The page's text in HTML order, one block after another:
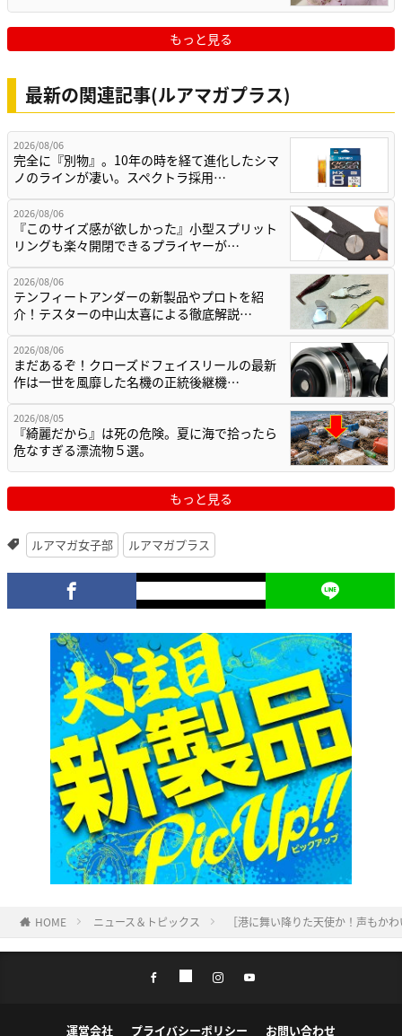
もっと見る
最新の関連記事(ルアマガプラス)
2026/08/06
完全に『別物』。10年の時を経て進化したシマ
ノのラインが凄い。スペクトラ採用…
2026/08/06
『このサイズ感が欲しかった』小型スプリット
リングも楽々開閉できるプライヤーが…
2026/08/06
テンフィートアンダーの新製品やプロトを紹
介！テスターの中山太喜による徹底解説…
2026/08/06
まだあるぞ！クローズドフェイスリールの最新
作は一世を風靡した名機の正統後継機…
2026/08/05
『綺麗だから』は死の危険。夏に海で拾ったら
危なすぎる漂流物５選。
もっと見る
ルアマガ女子部 ルアマガプラス
HOME ニュース＆トピックス ［港に舞い降りた天使か！声もか
運営会社 プライバシーポリシー お問い合わせ